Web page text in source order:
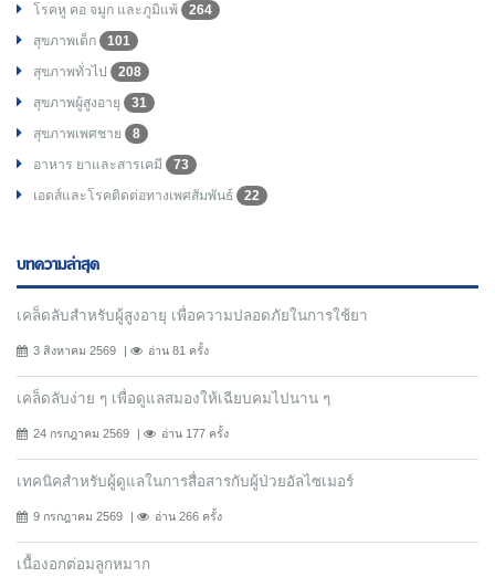
โรคหู คอ จมูก และภูมิแพ้
264
สุขภาพเด็ก
101
สุขภาพทั่วไป
208
สุขภาพผู้สูงอายุ
31
สุขภาพเพศชาย
8
อาหาร ยาและสารเคมี
73
เอดส์และโรคติดต่อทางเพศสัมพันธ์
22
บทความล่าสุด
เคล็ดลับสำหรับผู้สูงอายุ เพื่อความปลอดภัยในการใช้ยา
3 สิงหาคม 2569 อ่าน 81 ครั้ง
เคล็ดลับง่าย ๆ เพื่อดูแลสมองให้เฉียบคมไปนาน ๆ
24 กรกฎาคม 2569 อ่าน 177 ครั้ง
เทคนิคสำหรับผู้ดูแลในการสื่อสารกับผู้ป่วยอัลไซเมอร์
9 กรกฎาคม 2569 อ่าน 266 ครั้ง
เนื้องอกต่อมลูกหมาก